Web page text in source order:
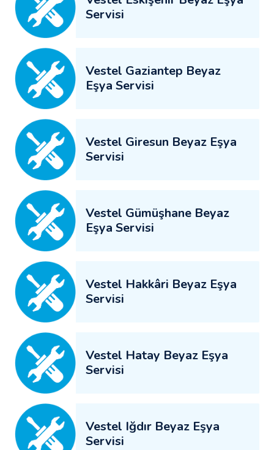
Servisi
Vestel Gaziantep Beyaz
Eşya Servisi
Vestel Giresun Beyaz Eşya
Servisi
Vestel Gümüşhane Beyaz
Eşya Servisi
Vestel Hakkâri Beyaz Eşya
Servisi
Vestel Hatay Beyaz Eşya
Servisi
Vestel Iğdır Beyaz Eşya
Servisi